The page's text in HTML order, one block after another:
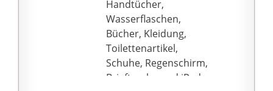
einem Gepäckriemen
versehen, der in den
Trolley eines Koffers
eingesetzt werden
kann.
Wenn Ihre Tasche ein
Qualitätsproblem hat,
kontaktieren Sie uns
bitte. Wir werden es für
Sie lösen, bis Sie
Handtücher,
Wasserflaschen,
Bücher, Kleidung,
Toilettenartikel,
Schuhe, Regenschirm,
Brieftasche und iPad